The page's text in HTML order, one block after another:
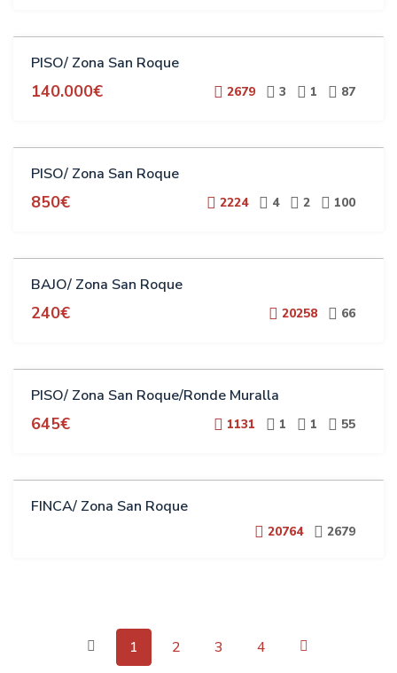
PISO/ Zona San Roque
140.000€ 2679 3 1 87
ESTUDIANTES
PISO/ Zona San Roque
850€ 2224 4 2 100
BAJO/ Zona San Roque
240€ 20258 66
PISO/ Zona San Roque/Ronde Muralla
645€ 1131 1 1 55
FINCA/ Zona San Roque
20764 2679
1 2 3 4